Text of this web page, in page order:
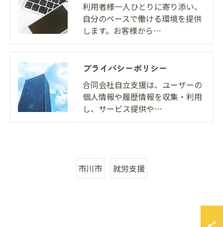
利用者様一人ひとりに寄り添い、
自分のペースで働ける環境を提供
します。お客様から…
プライバシーポリシー
合同会社自立支援は、ユーザーの
個人情報や履歴情報を収集・利用
し、サービス提供や…
市川市 就労支援